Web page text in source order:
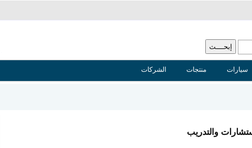
سيارات منتجات الشركات
والتدريب